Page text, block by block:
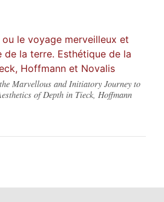
le voyage merveilleux et
de la terre. Esthétique de la
Hoffmann et Novalis
Marvellous and Initiatory Journey to
of Depth in Tieck, Hoffmann